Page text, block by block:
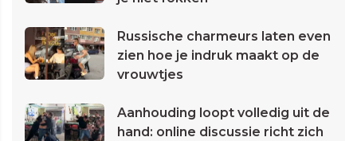
Russische charmeurs laten even
zien hoe je indruk maakt op de
vrouwtjes
Aanhouding loopt volledig uit de
hand: online discussie richt zich